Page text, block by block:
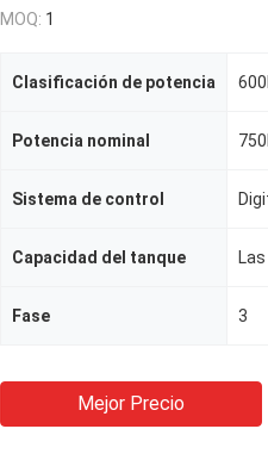
MOQ: 1
Clasificación de potencia
Potencia nominal
Sistema de control
Capacidad del tanque
Fase 3
Mejor Precio